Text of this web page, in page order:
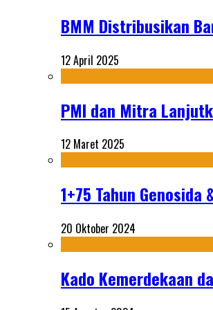
BMM Distribusikan
12 April 2025
PMI dan Mitra
12 Maret 2025
1+75 Tahun
20 Oktober 2024
Kado Kemerdekaan